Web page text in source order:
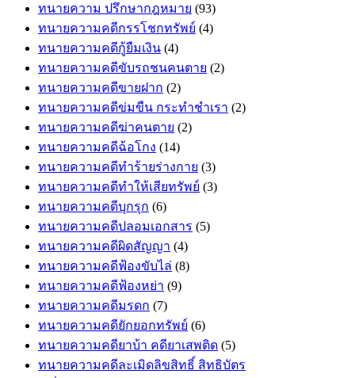
ทนายความ ปรึกษากฎหมาย (93)
ทนายความคดีกรรโชกทรัพย์ (4)
ทนายความคดีกู้ยืมเงิน (4)
ทนายความคดีขับรถชนคนตาย (2)
ทนายความคดีขายฝาก (2)
ทนายความคดีข่มขืน กระทำชำเรา (2)
ทนายความคดีฆ่าคนตาย (2)
ทนายความคดีฉ้อโกง (14)
ทนายความคดีทำร้ายร่างกาย (3)
ทนายความคดีทำให้เสียทรัพย์ (3)
ทนายความคดีบุกรุก (6)
ทนายความคดีปลอมเอกสาร (5)
ทนายความคดีผิดสัญญา (4)
ทนายความคดีฟ้องขับไล่ (8)
ทนายความคดีฟ้องหย่า (9)
ทนายความคดีมรดก (7)
ทนายความคดียักยอกทรัพย์ (6)
ทนายความคดียาบ้า คดียาเสพติด (5)
ทนายความคดีละเมิดลิขสิทธิ์ สิทธิบัตร